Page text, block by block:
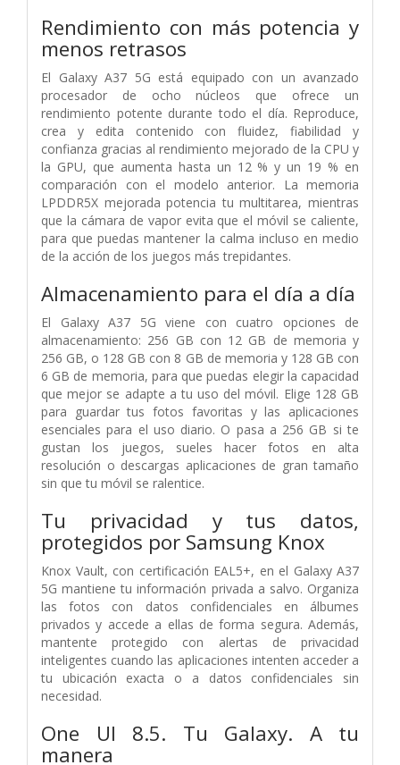
Rendimiento con más potencia y
menos retrasos
El Galaxy A37 5G está equipado con un avanzado
procesador de ocho núcleos que ofrece un
rendimiento potente durante todo el día. Reproduce,
crea y edita contenido con fluidez, fiabilidad y
confianza gracias al rendimiento mejorado de la CPU y
la GPU, que aumenta hasta un 12 % y un 19 % en
comparación con el modelo anterior. La memoria
LPDDR5X mejorada potencia tu multitarea, mientras
que la cámara de vapor evita que el móvil se caliente,
para que puedas mantener la calma incluso en medio
de la acción de los juegos más trepidantes.
Almacenamiento para el día a día
El Galaxy A37 5G viene con cuatro opciones de
almacenamiento: 256 GB con 12 GB de memoria y
256 GB, o 128 GB con 8 GB de memoria y 128 GB con
6 GB de memoria, para que puedas elegir la capacidad
que mejor se adapte a tu uso del móvil. Elige 128 GB
para guardar tus fotos favoritas y las aplicaciones
esenciales para el uso diario. O pasa a 256 GB si te
gustan los juegos, sueles hacer fotos en alta
resolución o descargas aplicaciones de gran tamaño
sin que tu móvil se ralentice.
Tu privacidad y tus datos,
protegidos por Samsung Knox
Knox Vault, con certificación EAL5+, en el Galaxy A37
5G mantiene tu información privada a salvo. Organiza
las fotos con datos confidenciales en álbumes
privados y accede a ellas de forma segura. Además,
mantente protegido con alertas de privacidad
inteligentes cuando las aplicaciones intenten acceder a
tu ubicación exacta o a datos confidenciales sin
necesidad.
One UI 8.5. Tu Galaxy. A tu
manera